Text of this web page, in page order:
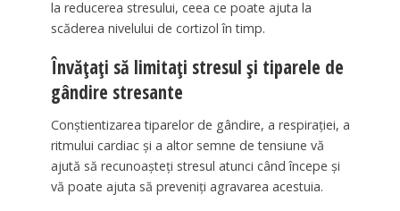
la reducerea stresului, ceea ce poate ajuta la
scăderea nivelului de cortizol în timp.
Învățați să limitați stresul și tiparele de
gândire stresante
Conștientizarea tiparelor de gândire, a respirației, a
ritmului cardiac și a altor semne de tensiune vă
ajută să recunoașteți stresul atunci când începe și
vă poate ajuta să preveniți agravarea acestuia.